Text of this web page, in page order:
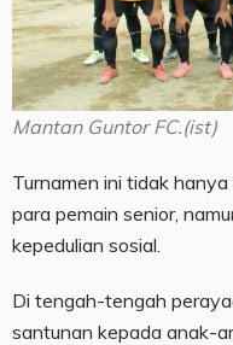
Mantan Guntor FC.(ist)
Turnamen ini tidak
para pemain senior,
kepedulian sosial.
Di tengah-tengah
santunan kepada anak-